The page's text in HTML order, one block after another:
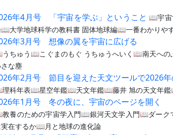
年4月号 「宇宙を学ぶ」ということ 📖宇
大学地球科学の教科書 固体地球編📖一番わかりや
年3月号 想像の翼を宇宙に広げる
うちゅう📖こぐまのもぐ うちゅうへいく📖南天へ
な塵
年2月号 節目を迎えた天文ツールで2026年
理科年表📖星空年鑑📖天文年鑑📖藤井 旭の天文年
年1月号 冬の夜に、宇宙のページを開く
教養のための宇宙学入門📖銀河天文学入門📖ダー
在するか📖月と地球の進化論